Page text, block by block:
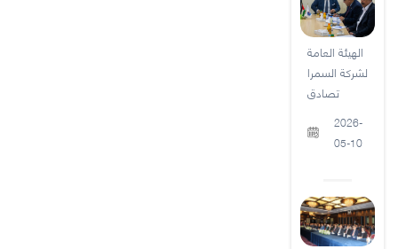
الهيئة العامة
لشركة السمرا
تصادق
2026-
05-10